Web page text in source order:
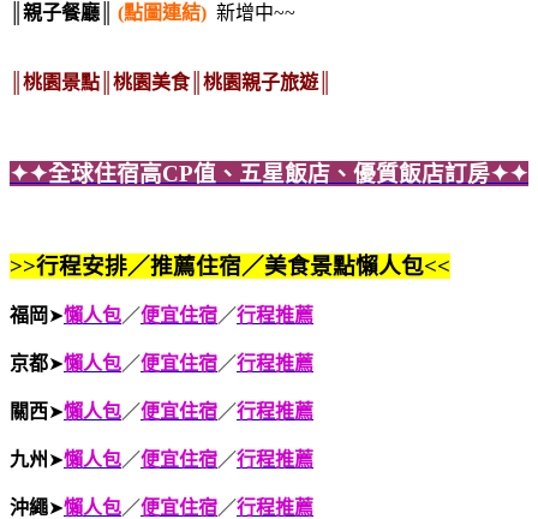
║親子餐廳║
(點圖連結) 新增中~~
║桃園景點║桃園美食║桃園親子旅遊║
✦✦全球住宿高CP值、五星飯店、優質飯店訂房✦✦
>>行程安排／推薦住宿／美食景點懶人包<<
福岡 ➤懶人包／便宜住宿／行程推薦
京都➤懶人包／便宜住宿／行程推薦
關西➤懶人包／便宜住宿／行程推薦
九州 ➤懶人包／便宜住宿／行程推薦
沖繩➤懶人包／便宜住宿／行程推薦